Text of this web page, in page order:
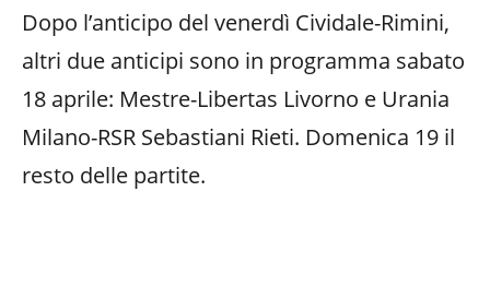
Dopo l’anticipo del venerdì Cividale-Rimini,
altri due anticipi sono in programma sabato
18 aprile: Mestre-Libertas Livorno e Urania
Milano-RSR Sebastiani Rieti. Domenica 19 il
resto delle partite.